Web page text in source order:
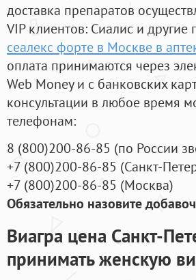
доставка препаратов
VIP клиентов: Сиалис и
сеалекс форте в Москве в
оплата принимаются через
Web Money и с банковских
консультации в любое время
телефонам:
8 (800)200-86-85 (по России
+7 (800)200-86-85 (Санкт-
+7 (800)200-86-85 (Москва)
Обязательно назовите
Виагра цена Санкт-
принимать женскую